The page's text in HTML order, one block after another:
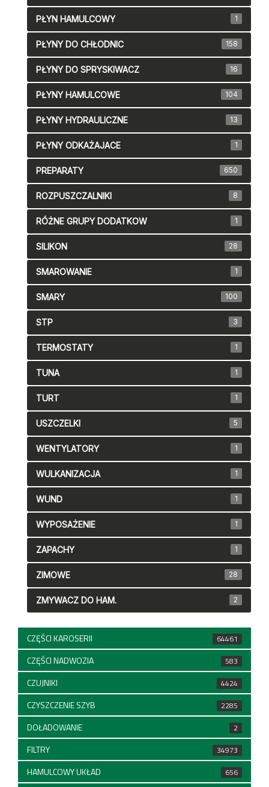
PŁYN HAMULCOWY 1
PŁYNY DO CHŁODNIC 158
PŁYNY DO SPRYSKIWACZ 16
PŁYNY HAMULCOWE 104
PŁYNY HYDRAULICZNE 13
PŁYNY ODKAŻAJACE 1
PREPARATY 650
ROZPUSZCZALNIKI 8
RÓŻNE GRUPY DODATKOW 1
SILIKON 28
SMAROWANIE 1
SMARY 100
STP 3
TERMOSTATY 1
TUNA 1
TURT 1
USZCZELKI 5
WENTYLATORY 1
WULKANIZACJA 1
WUND 1
WYPOSAŻENIE 1
ZAPACHY 1
ZIMOWE 28
ZMYWACZ DO HAM. 2
CZĘŚCI KAROSERII 64461
CZĘŚCI NADWOZIA 583
CZUJNIKI 4424
CZYSZCZENIE SZYB 2285
DOŁADOWANIE 2
FILTRY 34973
HAMULCOWY UKŁAD 656